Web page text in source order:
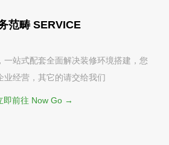
范畴 SERVICE
一站式配套全面解决装修环境搭建，您
业经营，其它的请交给我们
即前往 Now Go →